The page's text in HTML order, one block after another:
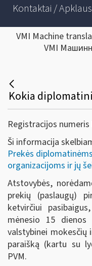
Kontaktai /
VMI Machine
VMI
Registracijos numeris
Ši informacija
Prekės
organizacijoms ir jų
Atstovybės,
prekių (paslaugų)
ketvirčiui
mėnesio 15
valstybinei mokesčių
paraišką (kartu su
PVM.